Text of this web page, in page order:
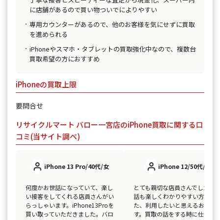
に店舗があるので買い物ついでによりやすい
専用カウンターがあるので、他のお客様を気にせずに買取
を進められる
iPhoneやスマホ・タブレットの買取強化中なので、複数台
買取希望の方におすすめ
iPhoneの買取上限
要問合せ
リサイクルマート バロー一宮店のiPhone買取に関する口
コミ(当サイト調べ)
iPhone 13 Pro/40代/女
何度かお世話になっていて、楽し
い接客をしてくれる店員さんがい
らっしゃいます。iPhone13Proを
買い取っていただきました。バロ
iPhone 12/50代/男
とても親切な店員さんでした。
話も楽しくわかりやすい方で、
た、利用したいと思えるお店で
す。買取の話をする時に仕切ら